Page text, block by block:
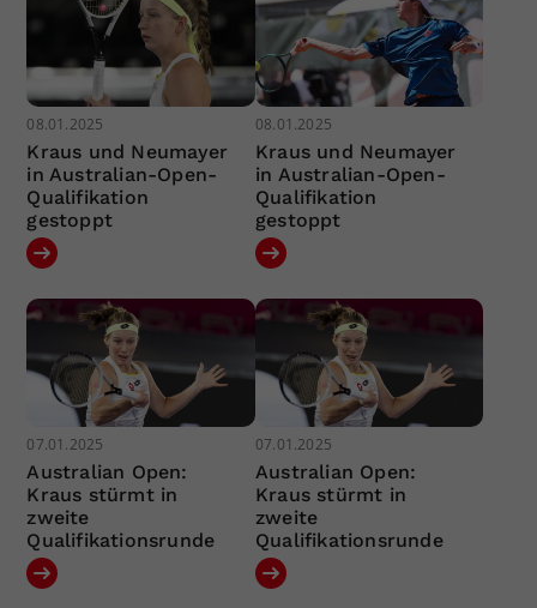
08.01.2025
Kraus und Neumayer
in Australian-Open-
Qualifikation
gestoppt
08.01.2025
Kraus und Neumayer
in Australian-Open-
Qualifikation
gestoppt
07.01.2025
Australian Open:
Kraus stürmt in
zweite
Qualifikationsrunde
07.01.2025
Australian Open:
Kraus stürmt in
zweite
Qualifikationsrunde